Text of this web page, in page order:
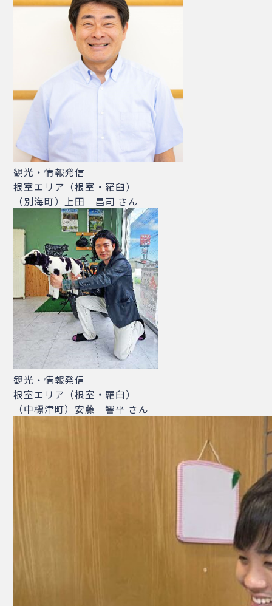
観光・情報発信
根室エリア（根室・羅臼）
（別海町）上田 昌司 さん
観光・情報発信
根室エリア（根室・羅臼）
（中標津町）安藤 響平 さん